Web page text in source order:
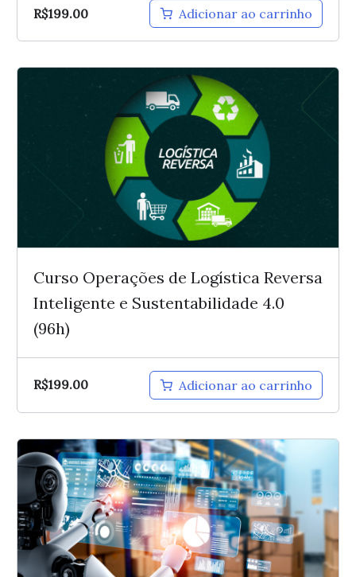
R$199.00 Adicionar ao carrinho
Curso Operações de Logística Reversa
Inteligente e Sustentabilidade 4.0
(96h)
R$199.00 Adicionar ao carrinho